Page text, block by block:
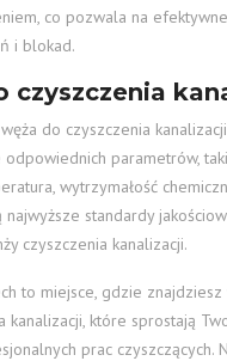
co pozwala na
i blokad.
czyszczenia
do czyszczenia
parametrów,
wytrzymałość
najwyższe standardy
czyszczenia kanalizacji.
to miejsce, gdzie
kanalizacji, które sprostają
prac czyszczących.